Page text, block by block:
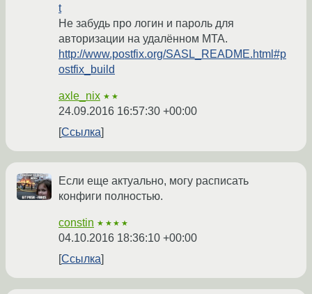
t
Не забудь про логин и пароль для
авторизации на удалённом MTA.
http://www.postfix.org/SASL_README.html#p
ostfix_build
axle_nix ★★
24.09.2016 16:57:30 +00:00
Ссылка
Если еще актуально, могу расписать
конфиги полностью.
constin ★★★★
04.10.2016 18:36:10 +00:00
Ссылка